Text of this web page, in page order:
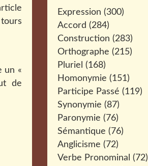
un «
de
Expression (300)
Accord (284)
Construction (283)
Orthographe (215)
Pluriel (168)
Homonymie (151)
Participe Passé (119)
Synonymie (87)
Paronymie (76)
Sémantique (76)
Anglicisme (72)
Verbe Pronominal (72)